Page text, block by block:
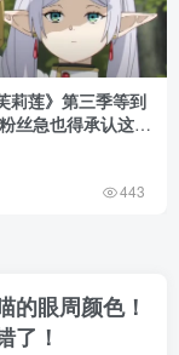
莉莲》第三季等到
丝急也得承认这次
443
的眼周颜色！
了！